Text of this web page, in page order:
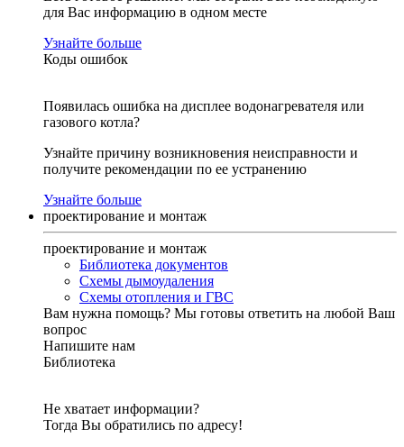
для Вас информацию в одном месте
Узнайте больше
Коды ошибок
Появилась ошибка на дисплее водонагревателя или
газового котла?
Узнайте причину возникновения неисправности и
получите рекомендации по ее устранению
Узнайте больше
проектирование и монтаж
проектирование и монтаж
Библиотека документов
Схемы дымоудаления
Схемы отопления и ГВС
Вам нужна помощь? Мы готовы ответить на любой Ваш
вопрос
Напишите нам
Библиотека
Не хватает информации?
Тогда Вы обратились по адресу!